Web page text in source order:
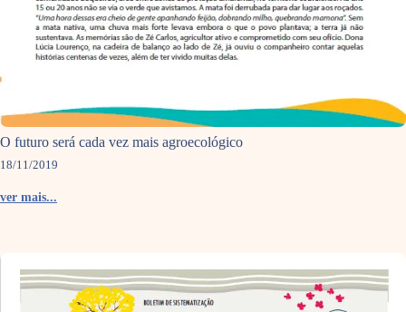
O futuro será cada vez mais agroecológico
18/11/2019
ver mais...